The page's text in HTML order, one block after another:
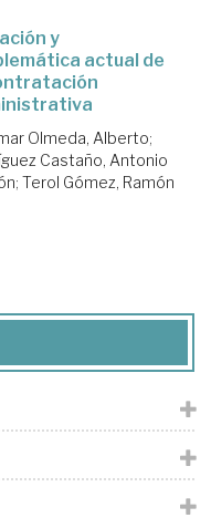
y
actual de
Olmeda, Alberto;
Castaño, Antonio
; Terol Gómez, Ramón